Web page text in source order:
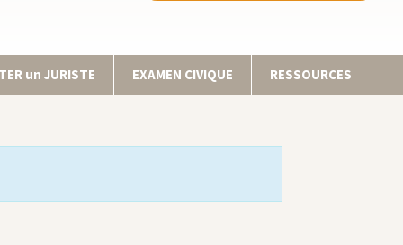
un JURISTE EXAMEN CIVIQUE RESSOURCES